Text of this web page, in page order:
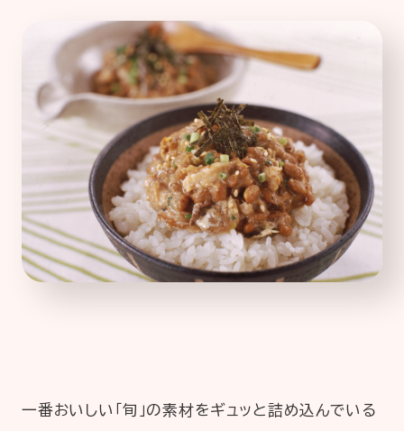
一番おいしい「旬」の素材をギュッと詰め込んでいる